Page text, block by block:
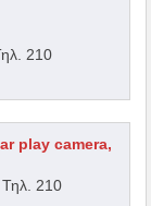
210
play camera,
210